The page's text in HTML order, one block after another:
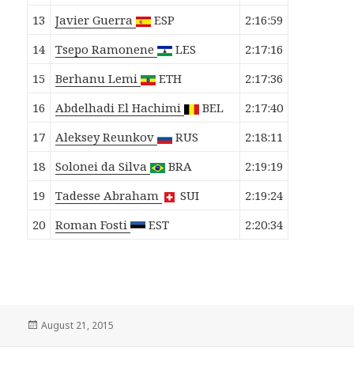
13 JavierGuerra ESP
2:16:59
14
TsepoRamonene LES
2:17:16
15
BerhanuLemi ETH
2:17:36
16
AbdelhadiEl Hachimi BEL
2:17:40
17
AlekseyReunkov RUS
2:18:11
18
Soloneida Silva BRA
2:19:19
19
TadesseAbraham SUI
2:19:24
20
RomanFosti EST 2:20:34
Veröffentlicht
August 21, 2015